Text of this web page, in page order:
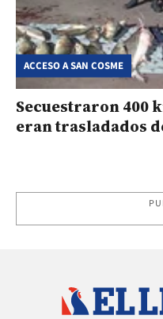
ACCESO A SAN COSME
Secuestraron 400
eran trasladados